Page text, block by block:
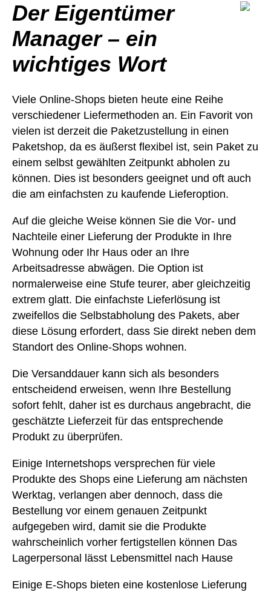
Der Eigentümer
Manager – ein
wichtiges Wort
Viele Online-Shops bieten heute eine Reihe
verschiedener Liefermethoden an. Ein Favorit von
vielen ist derzeit die Paketzustellung in einen
Paketshop, da es äußerst flexibel ist, sein Paket zu
einem selbst gewählten Zeitpunkt abholen zu
können. Dies ist besonders geeignet und oft auch
die am einfachsten zu kaufende Lieferoption.
Auf die gleiche Weise können Sie die Vor- und
Nachteile einer Lieferung der Produkte in Ihre
Wohnung oder Ihr Haus oder an Ihre
Arbeitsadresse abwägen. Die Option ist
normalerweise eine Stufe teurer, aber gleichzeitig
extrem glatt. Die einfachste Lieferlösung ist
zweifellos die Selbstabholung des Pakets, aber
diese Lösung erfordert, dass Sie direkt neben dem
Standort des Online-Shops wohnen.
Die Versanddauer kann sich als besonders
entscheidend erweisen, wenn Ihre Bestellung
sofort fehlt, daher ist es durchaus angebracht, die
geschätzte Lieferzeit für das entsprechende
Produkt zu überprüfen.
Einige Internetshops versprechen für viele
Produkte des Shops eine Lieferung am nächsten
Werktag, verlangen aber dennoch, dass die
Bestellung vor einem genauen Zeitpunkt
aufgegeben wird, damit sie die Produkte
wahrscheinlich vorher fertigstellen können Das
Lagerpersonal lässt Lebensmittel nach Hause
Einige E-Shops bieten eine kostenlose Lieferung